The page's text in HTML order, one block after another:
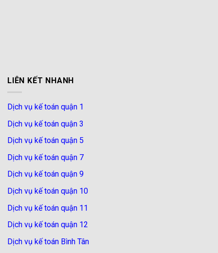
LIÊN KẾT NHANH
Dịch vụ kế toán quận 1
Dịch vụ kế toán quận 3
Dịch vụ kế toán quận 5
Dịch vụ kế toán quận 7
Dịch vụ kế toán quận 9
Dịch vụ kế toán quận 10
Dịch vụ kế toán quận 11
Dịch vụ kế toán quận 12
Dịch vụ kế toán Bình Tân